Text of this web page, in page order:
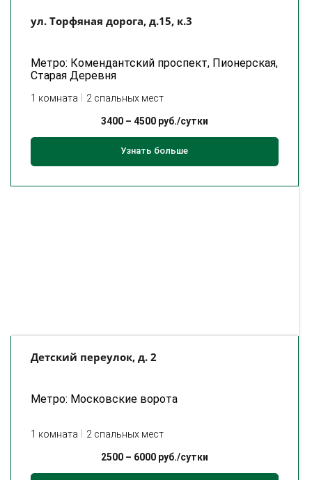
ул. Торфяная дорога, д.15, к.3
Метро: Комендантский проспект, Пионерская,
Старая Деревня
1 комната 2 спальных мест
3400– 4500руб./сутки
Узнать больше
Детский переулок, д. 2
Метро: Московские ворота
1 комната 2 спальных мест
2500– 6000руб./сутки